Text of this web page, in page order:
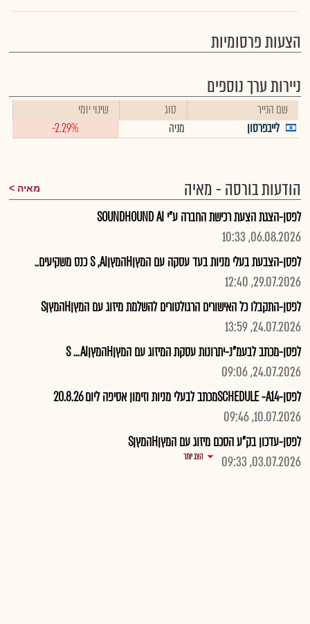
הצעות פרסומיות
ניירות ערך נוספים
שם הנייר סוג
שינוי יומי
לייבפרסון
מניה -2.29%
הודעות בורסה - מאיה מאיה
לפסן-הצגת הצעת רכישת החברה ע"י SOUNDHOUND AI
06.08.2026, 10:33
לפסן-הצבעת בעלי מניות בעד עסקה עם המץןHהמץןS ,AI כנס משקיעים..
29.07.2026, 12:40
לפסן-התקבלו כל האישורים הרגולטורים להשלמת מיזוג עם המץןHהמץןS
24.07.2026, 13:59
לפסן-מכתב לבעמ"נ-יתרונות עסקת המיזוג עם המץןHהמץןS ...AI
24.07.2026, 09:06
לפסן-SCHEDULE -A14מכתב לבעלי מניות וזימון אסיפה ליום 20.8.26
10.07.2026, 09:46
לפסן-עדכון בק"ע הסכם מיזוג עם המץןHהמץןS
03.07.2026, 09:33
הצג יותר